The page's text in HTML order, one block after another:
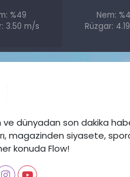
%49
3.50 m/s
Nem:
Rüzgar:
ve dünyadan son dakika
magazinden siyasete,
konuda Flow!